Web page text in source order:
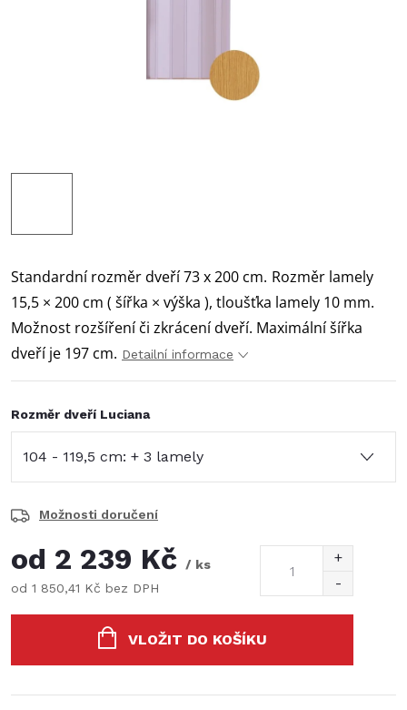
Standardní rozměr dveří 73 x 200 cm. Rozměr lamely
15,5 × 200 cm ( šířka × výška ), tloušťka lamely 10 mm.
Možnost rozšíření či zkrácení dveří. Maximální šířka
dveří je 197 cm. Detailní informace
Rozměr dveří Luciana
Možnosti doručení
od 2 239 Kč
/ ks
od 1 850,41 Kč bez DPH
VLOŽIT DO KOŠÍKU